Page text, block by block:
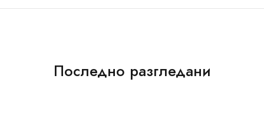
Последно разгледани